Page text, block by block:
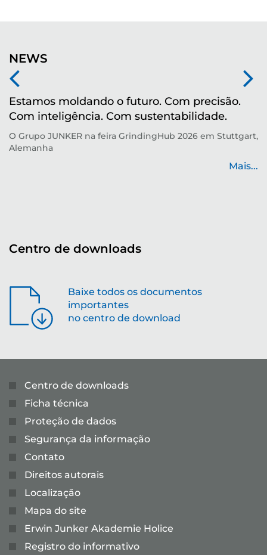
NEWS
Estamos moldando o futuro. Com precisão.
Com inteligência. Com sustentabilidade.
O Grupo JUNKER na feira GrindingHub 2026 em Stuttgart,
Alemanha
Mais...
Centro de downloads
Baixe todos os documentos
importantes
no centro de download
Centro de downloads
Ficha técnica
Proteção de dados
Segurança da informação
Contato
Direitos autorais
Localização
Mapa do site
Erwin Junker Akademie Holice
Registro do informativo